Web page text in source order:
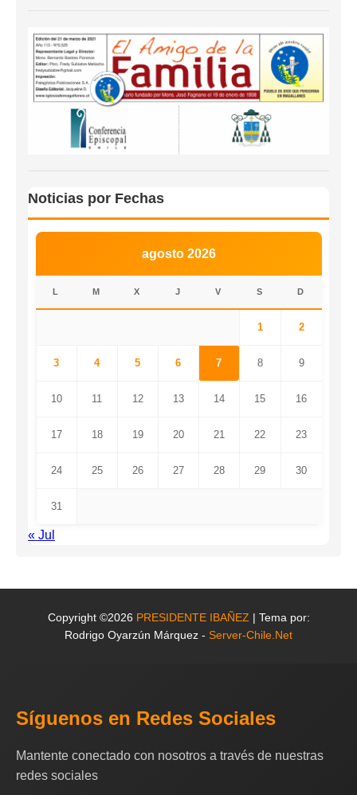
Noticias por Fechas
agosto 2026
L M X J V S D
1 2
3 4 5 6 7 8 9
10 11 12 13 14 15 16
17 18 19 20 21 22 23
24 25 26 27 28 29 30
31
« Jul
Copyright ©2026 PRESIDENTE IBAÑEZ | Tema por:
Rodrigo Oyarzún Márquez - Server-Chile.Net
Síguenos en Redes Sociales
Mantente conectado con nosotros a través de nuestras
redes sociales